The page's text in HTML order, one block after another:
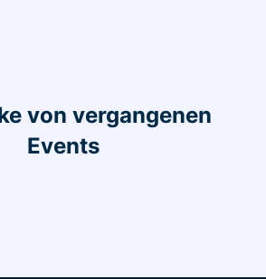
von vergangenen
Events